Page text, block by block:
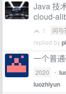
Java 技
cloud-
1 问与
replied by
一个普
2020 •
luozhiyun